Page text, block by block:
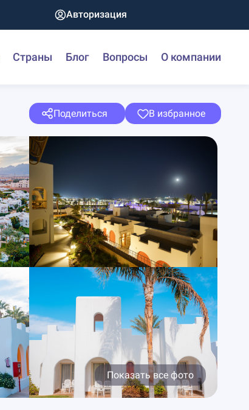
Авторизация
Страны Блог Вопросы О компании
Поделиться В избранное
Показать все фото